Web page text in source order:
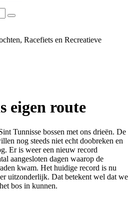
Zoeken
Racefiets en Recreatieve
eigen route
Tunnisse bossen met ons drieën. De
nog steeds niet echt doobreken en
Er is weer een nieuw record
aangesloten dagen waarop de
kwam. Het huidige record is nu
uitzonderlijk. Dat betekent wel dat we
bos in kunnen.